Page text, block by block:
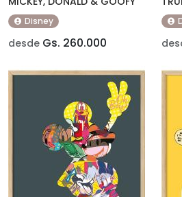
Disney
desde Gs. 260.000